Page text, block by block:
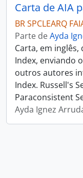
BR SPCLEARQ
Parte deAyda
Carta, em inglês,
Index, enviando
outros autores
Index. Russell's
Paraconsistent
Ayda Ignez